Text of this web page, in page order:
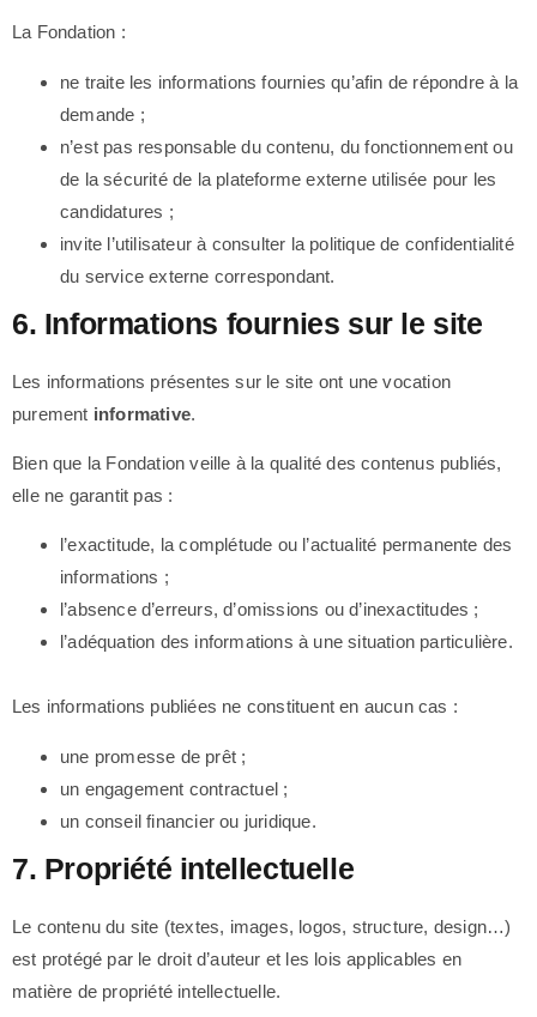
La Fondation :
ne traite les informations fournies qu’afin de répondre à la
demande ;
n’est pas responsable du contenu, du fonctionnement ou
de la sécurité de la plateforme externe utilisée pour les
candidatures ;
invite l’utilisateur à consulter la politique de confidentialité
du service externe correspondant.
6. Informations fournies sur le site
Les informations présentes sur le site ont une vocation
purement informative.
Bien que la Fondation veille à la qualité des contenus publiés,
elle ne garantit pas :
l’exactitude, la complétude ou l’actualité permanente des
informations ;
l’absence d’erreurs, d’omissions ou d’inexactitudes ;
l’adéquation des informations à une situation particulière.
Les informations publiées ne constituent en aucun cas :
une promesse de prêt ;
un engagement contractuel ;
un conseil financier ou juridique.
7. Propriété intellectuelle
Le contenu du site (textes, images, logos, structure, design…)
est protégé par le droit d’auteur et les lois applicables en
matière de propriété intellectuelle.